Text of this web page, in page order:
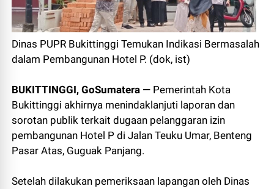
Dinas PUPR Bukittinggi Temukan Indikasi Bermasalah
dalam Pembangunan Hotel P. (dok, ist)
BUKITTINGGI, GoSumatera — Pemerintah Kota
Bukittinggi akhirnya menindaklanjuti laporan dan
sorotan publik terkait dugaan pelanggaran izin
pembangunan Hotel P di Jalan Teuku Umar, Benteng
Pasar Atas, Guguak Panjang.
Setelah dilakukan pemeriksaan lapangan oleh Dinas